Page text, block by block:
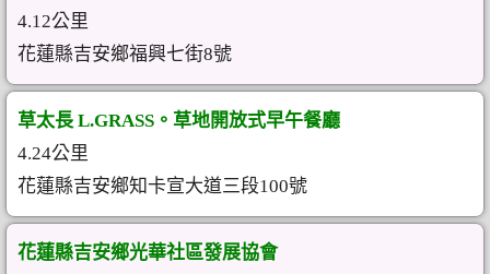
4.12公里
花蓮縣吉安鄉福興七街8號
草太長 L.GRASS。草地開放式早午餐廳
4.24公里
花蓮縣吉安鄉知卡宣大道三段100號
花蓮縣吉安鄉光華社區發展協會